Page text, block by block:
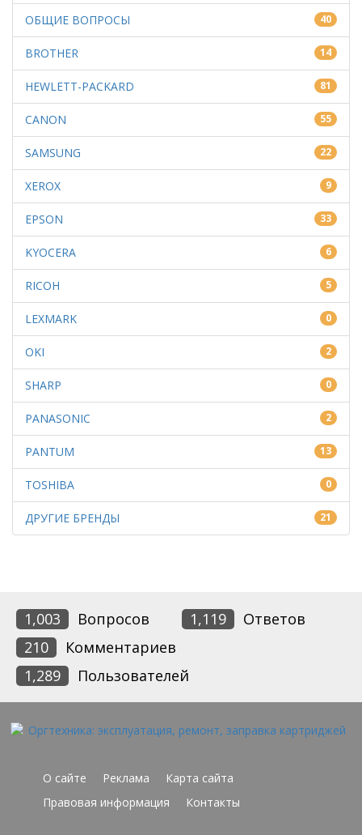
ОБЩИЕ ВОПРОСЫ 40
BROTHER 14
HEWLETT-PACKARD 81
CANON 55
SAMSUNG 22
XEROX 9
EPSON 33
KYOCERA 6
RICOH 5
LEXMARK 0
OKI 2
SHARP 0
PANASONIC 2
PANTUM 13
TOSHIBA 0
ДРУГИЕ БРЕНДЫ 21
1,003 Вопросов 1,119
Ответов
210
Комментариев
1,289
Пользователей
О сайте Реклама
Карта сайта
Правовая информация
Контакты